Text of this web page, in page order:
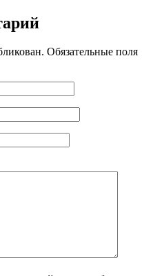
Обязательные поля